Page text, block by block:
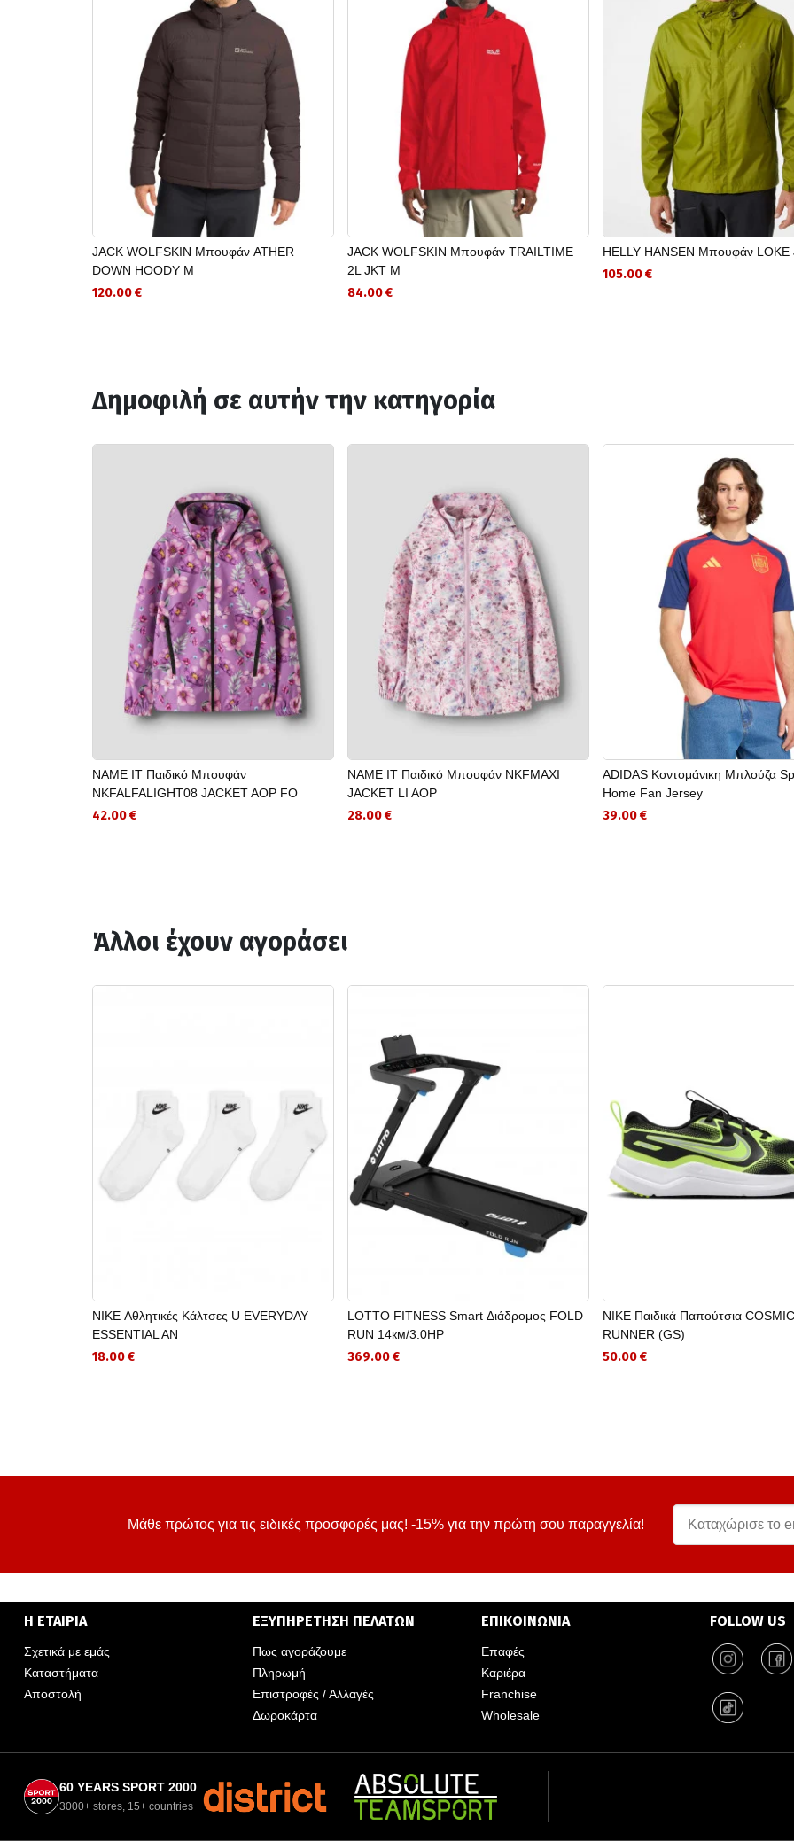
JACK WOLFSKIN Μπουφάν ATHER
DOWN HOODY M
120.00 €
JACK WOLFSKIN Μπουφάν TRAILTIME
2L JKT M
84.00 €
HELLY HANSEN Μπουφάν LOKE
105.00 €
Δημοφιλή σε αυτήν την κατηγορία
NAME IT Παιδικό Μπουφάν
NKFALFALIGHT08 JACKET AOP FO
42.00 €
NAME IT Παιδικό Μπουφάν NKFMAXI
JACKET LI AOP
28.00 €
ADIDAS Κοντομάνικη Μπλούζα
Home Fan Jersey
39.00 €
Άλλοι έχουν αγοράσει
NIKE Αθλητικές Κάλτσες U EVERYDAY
ESSENTIAL AN
18.00 €
LOTTO FITNESS Smart Διάδρομος FOLD
RUN 14км/3.0HP
369.00 €
NIKE Παιδικά Παπούτσια COSMIC
RUNNER (GS)
50.00 €
Μάθε πρώτος για τις ειδικές προσφορές μας! -15% για την πρώτη σου παραγγελία!
Η ΕΤΑΙΡΙΑ
Σχετικά με εμάς
Καταστήματα
Αποστολή
ΕΞΥΠΗΡΕΤΗΣΗ ΠΕΛΑΤΩΝ
Πως αγοράζουμε
Πληρωμή
Επιστροφές / Αλλαγές
Δωροκάρτα
ΕΠΙΚΟΙΝΩΝΙΑ
Επαφές
Καριέρα
Franchise
Wholesale
FOLLOW US
60 YEARS SPORT 2000
3000+ stores, 15+ countries